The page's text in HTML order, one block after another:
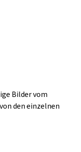
Bilder vom
den einzelnen